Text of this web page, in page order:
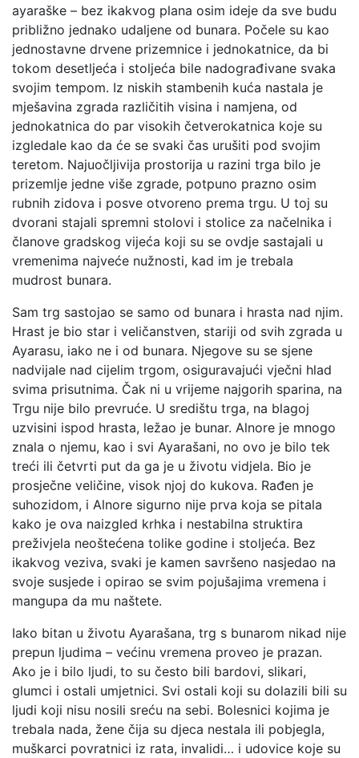
ayaraške – bez ikakvog plana osim ideje da sve budu
približno jednako udaljene od bunara. Počele su kao
jednostavne drvene prizemnice i jednokatnice, da bi
tokom desetljeća i stoljeća bile nadograđivane svaka
svojim tempom. Iz niskih stambenih kuća nastala je
mješavina zgrada različitih visina i namjena, od
jednokatnica do par visokih četverokatnica koje su
izgledale kao da će se svaki čas urušiti pod svojim
teretom. Najuočljivija prostorija u razini trga bilo je
prizemlje jedne više zgrade, potpuno prazno osim
rubnih zidova i posve otvoreno prema trgu. U toj su
dvorani stajali spremni stolovi i stolice za načelnika i
članove gradskog vijeća koji su se ovdje sastajali u
vremenima najveće nužnosti, kad im je trebala
mudrost bunara.
Sam trg sastojao se samo od bunara i hrasta nad njim.
Hrast je bio star i veličanstven, stariji od svih zgrada u
Ayarasu, iako ne i od bunara. Njegove su se sjene
nadvijale nad cijelim trgom, osiguravajući vječni hlad
svima prisutnima. Čak ni u vrijeme najgorih sparina, na
Trgu nije bilo prevruće. U središtu trga, na blagoj
uzvisini ispod hrasta, ležao je bunar. Alnore je mnogo
znala o njemu, kao i svi Ayarašani, no ovo je bilo tek
treći ili četvrti put da ga je u životu vidjela. Bio je
prosječne veličine, visok njoj do kukova. Rađen je
suhozidom, i Alnore sigurno nije prva koja se pitala
kako je ova naizgled krhka i nestabilna struktira
preživjela neoštećena tolike godine i stoljeća. Bez
ikakvog veziva, svaki je kamen savršeno nasjedao na
svoje susjede i opirao se svim pojušajima vremena i
mangupa da mu naštete.
Iako bitan u životu Ayarašana, trg s bunarom nikad nije
prepun ljudima – većinu vremena proveo je prazan.
Ako je i bilo ljudi, to su često bili bardovi, slikari,
glumci i ostali umjetnici. Svi ostali koji su dolazili bili su
ljudi koji nisu nosili sreću na sebi. Bolesnici kojima je
trebala nada, žene čija su djeca nestala ili pobjegla,
muškarci povratnici iz rata, invalidi… i udovice koje su